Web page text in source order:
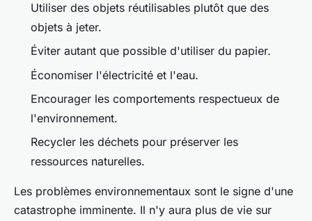
Utiliser des objets réutilisables plutôt que des
objets à jeter.
Éviter autant que possible d'utiliser du papier.
Économiser l'électricité et l'eau.
Encourager les comportements respectueux de
l'environnement.
Recycler les déchets pour préserver les
ressources naturelles.
Les problèmes environnementaux sont le signe d'une
catastrophe imminente. Il n'y aura plus de vie sur